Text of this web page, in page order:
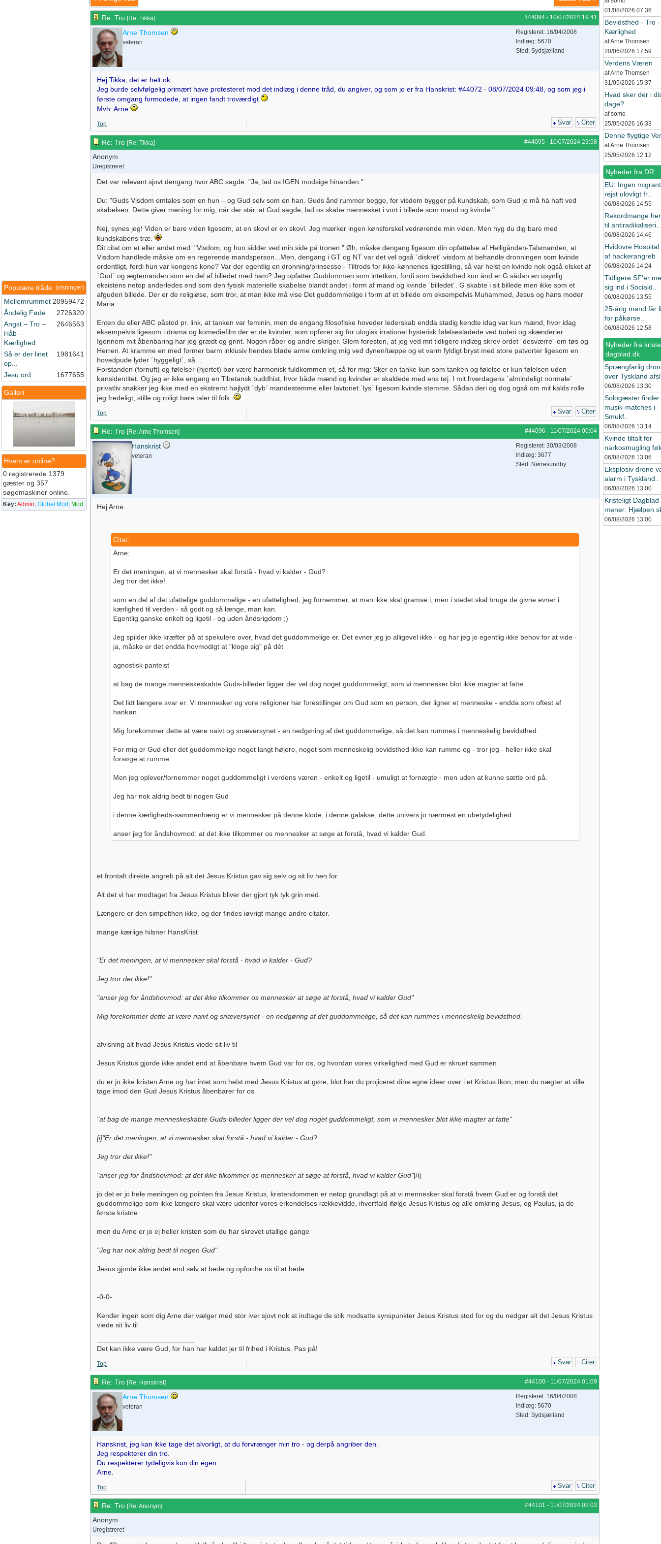
(visninger)
Populære tråde
Mellemrummet 20959472
Åndelig Føde
2726320
Angst – Tro –
Håb –
Kærlighed
2646563
Så er der linet
op...
1981641
Jesu ord 1677655
Galleri
Hvem er online?
0 registrerede 1379
gæster og 357
søgemaskiner online.
Key: Admin, Global Mod , Mod
#44094 - 10/07/2024 19:41
Re: Tro [Re: Tikka]
Arne Thomsen
veteran
Registeret: 16/04/2008
Indlæg: 5670
Sted: Sydsjælland
Hej Tikka, det er helt ok.
Jeg burde selvfølgelig primært have protesteret mod det indlæg i denne tråd, du angiver, og som jo er fra Hanskrist: #44072 - 08/07/2024 09:48, og som jeg i
første omgang formodede, at ingen fandt troværdigt
Mvh. Arne
Top Svar Citer
#44095 - 10/07/2024 23:58
Re: Tro [Re: Tikka]
Anonym
Uregistreret
Det var relevant sjovt dengang hvor ABC sagde: "Ja, lad os IGEN modsige hinanden."
Du: "Guds Visdom omtales som en hun – og Gud selv som en han. Guds ånd rummer begge, for visdom bygger på kundskab, som Gud jo må há haft ved
skabelsen. Dette giver mening for mig, når der står, at Gud sagde, lad os skabe mennesket i vort i billede som mand og kvinde."
Nej, synes jeg! Viden er bare viden ligesom, at en skovl er en skovl. Jeg mærker ingen kønsforskel vedrørende min viden. Men hyg du dig bare med
kundskabens træ.
Dit citat om et eller andet med: "Visdom, og hun sidder ved min side på tronen." Øh, måske dengang ligesom din opfattelse af Helligånden-Talsmanden, at
Visdom handlede måske om en regerende mandsperson...Men, dengang i GT og NT var det vel også ´diskret´ visdom at behandle dronningen som kvinde
ordentligt, fordi hun var kongens kone? Var der egentlig en dronning/prinsesse - Tiltrods for ikke-kønnenes ligestilling, så var helst en kvinde nok også elsket af
´Gud´ og ægtemanden som en del af billedet med ham? Jeg opfatter Guddommen som intetkøn, fordi som bevidsthed kun ånd er G sådan en usynlig
eksistens netop anderledes end som den fysisk materielle skabelse blandt andet i form af mand og kvinde ´billedet´. G skabte i sit billede men ikke som et
afguderi billede. Der er de religiøse, som tror, at man ikke må vise Det guddommelige i form af et billede om eksempelvis Muhammed, Jesus og hans moder
Maria.
Enten du eller ABC påstod pr. link, at tanken var feminin, men de engang filosofiske hoveder lederskab endda stadig kendte idag var kun mænd, hvor idag
eksempelvis ligesom i drama og komediefilm der er de kvinder, som opfører sig for ulogisk irrationel hysterisk følelsesladede ved tuderi og skænderier.
Igennem mit åbenbaring har jeg grædt og grint. Nogen råber og andre skriger. Glem foresten, at jeg ved mit tidligere indlæg skrev ordet ´desværre´ om tøs og
Herren. At kramme en med former barm inklusiv hendes bløde arme omkring mig ved dynen/tæppe og et varm fyldigt bryst med store patvorter ligesom en
hovedpude lyder ´hyggeligt´, så...
Forstanden (fornuft) og følelser (hjertet) bør være harmonisk fuldkommen et, så for mig: Sker en tanke kun som tanken og følelse er kun følelsen uden
kønsidentitet. Og jeg er ikke engang en Tibetansk buddhist, hvor både mænd og kvinder er skaldede med ens tøj. I mit hverdagens ´almindeligt normale´
privatliv snakker jeg ikke med en ekstremt højlydt ´dyb´ mandestemme eller lavtonet ´lys´ ligesom kvinde stemme. Sådan deri og dog også om mit kalds rolle
jeg fredeligt, stille og roligt bare taler til folk.
Top Svar Citer
#44096 - 11/07/2024 00:04
Re: Tro [Re: Arne Thomsen]
Hanskrist
veteran
Registeret: 30/03/2008
Indlæg: 3677
Sted: Nørresundby
Hej Arne
Citat:
Arne:
Er det meningen, at vi mennesker skal forstå - hvad vi kalder - Gud?
Jeg tror det ikke!
som en del af det ufattelige guddommelige - en ufattelighed, jeg fornemmer, at man ikke skal gramse i, men i stedet skal bruge de givne evner i
kærlighed til verden - så godt og så længe, man kan.
Egentlig ganske enkelt og ligetil - og uden åndsrigdom ;)
Jeg spilder ikke kræfter på at spekulere over, hvad det guddommelige er. Det evner jeg jo alligevel ikke - og har jeg jo egentlig ikke behov for at vide -
ja, måske er det endda hovmodigt at "kloge sig" på dét
agnostisk panteist
at bag de mange menneskeskabte Guds-billeder ligger der vel dog noget guddommeligt, som vi mennesker blot ikke magter at fatte
Det lidt længere svar er: Vi mennesker og vore religioner har forestillinger om Gud som en person, der ligner et menneske - endda som oftest af
hankøn.
Mig forekommer dette at være naivt og snæversynet - en nedgøring af det guddommelige, så det kan rummes i menneskelig bevidsthed.
For mig er Gud eller det guddommelige noget langt højere, noget som menneskelig bevidsthed ikke kan rumme og - tror jeg - heller ikke skal
forsøge at rumme.
Men jeg oplever/fornemmer noget guddommeligt i verdens væren - enkelt og ligetil - umuligt at fornægte - men uden at kunne sætte ord på.
Jeg har nok aldrig bedt til nogen Gud
i denne kærligheds-sammenhæng er vi mennesker på denne klode, i denne galakse, dette univers jo nærmest en ubetydelighed
anser jeg for åndshovmod: at det ikke tilkommer os mennesker at søge at forstå, hvad vi kalder Gud.
et frontalt direkte angreb på alt det Jesus Kristus gav sig selv og sit liv hen for.
Alt det vi har modtaget fra Jesus Kristus bliver der gjort tyk tyk grin med.
Længere er den simpelthen ikke, og der findes iøvrigt mange andre citater.
mange kærlige hilsner HansKrist
"Er det meningen, at vi mennesker skal forstå - hvad vi kalder - Gud?
Jeg tror det ikke!"
"anser jeg for åndshovmod: at det ikke tilkommer os mennesker at søge at forstå, hvad vi kalder Gud"
Mig forekommer dette at være naivt og snæversynet - en nedgøring af det guddommelige, så det kan rummes i menneskelig bevidsthed.
afvisning alt hvad Jesus Kristus viede sit liv til
Jesus Kristus gjorde ikke andet end at åbenbare hvem Gud var for os, og hvordan vores virkelighed med Gud er skruet sammen
du er jo ikke kristen Arne og har intet som helst med Jesus Kristus at gøre, blot har du projiceret dine egne ideer over i et Kristus Ikon, men du nægter at ville
tage imod den Gud Jesus Kristus åbenbarer for os
"at bag de mange menneskeskabte Guds-billeder ligger der vel dog noget guddommeligt, som vi mennesker blot ikke magter at fatte"
[i]"Er det meningen, at vi mennesker skal forstå - hvad vi kalder - Gud?
Jeg tror det ikke!"
"anser jeg for åndshovmod: at det ikke tilkommer os mennesker at søge at forstå, hvad vi kalder Gud"[/i]
jo det er jo hele meningen og pointen fra Jesus Kristus, kristendommen er netop grundlagt på at vi mennesker skal forstå hvem Gud er og forstå det
guddommelige som ikke længere skal være udenfor vores erkendelses rækkevidde, ihvertfald ifølge Jesus Kristus og alle omkring Jesus, og Paulus, ja de
første kristne
men du Arne er jo ej heller kristen som du har skrevet utallige gange
"Jeg har nok aldrig bedt til nogen Gud"
Jesus gjorde ikke andet end selv at bede og opfordre os til at bede.
-0-0-
Kender ingen som dig Arne der vælger med stor iver sjovt nok at indtage de stik modsatte synspunkter Jesus Kristus stod for og du nedgør alt det Jesus Kristus
viede sit liv til
Det kan ikke være Gud, for han har kaldet jer til frihed i Kristus. Pas på!
Top Svar Citer
#44100 - 11/07/2024 01:09
Re: Tro [Re: Hanskrist]
Arne Thomsen
veteran
Registeret: 16/04/2008
Indlæg: 5670
Sted: Sydsjælland
Hanskrist, jeg kan ikke tage det alvorligt, at du forvrænger min tro - og derpå angriber den.
Jeg respekterer din tro.
Du respekterer tydeligvis kun din egen.
Arne.
Top Svar Citer
#44101 - 11/07/2024 02:03
Re: Tro [Re: Anonym]
Anonym
Uregistreret
01/08/2026 07:36
Bevidsthed - Tro -
Kærlighed
af Arne Thomsen
20/06/2026 17:59
Verdens Væren
af Arne Thomsen
31/05/2026 15:37
Hvad sker der i
dage?
af somo
25/05/2026 16:33
Denne flygtige
af Arne Thomsen
25/05/2026 12:12
Nyheder fra DR
EU: Ingen
rejst ulovligt fr..
06/08/2026 14:55
Rekordmange
til antiradikaliseri..
06/08/2026 14:46
Hvidovre Hospital
af hackerangreb
06/08/2026 14:24
Tidligere SF'er
sig ind i Sociald..
06/08/2026 13:55
25-årig mand får
for påkørse..
06/08/2026 12:58
Nyheder fra
dagblad.dk
Sprængfarlig
over Tyskland
06/08/2026 13:30
Sologæster finder
musik-matches i
Smukf..
06/08/2026 13:14
Kvinde tiltalt for
narkosmugling
06/08/2026 13:06
Eksplosiv drone
alarm i Tyskland..
06/08/2026 13:00
Kristeligt Dagblad
mener: Hjælpen
06/08/2026 13:00